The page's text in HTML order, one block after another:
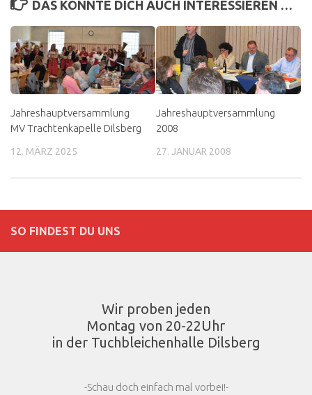
DAS KÖNNTE DICH AUCH INTERESSIEREN …
Jahreshauptversammlung
MV Trachtenkapelle Dilsberg
12. MÄRZ 2025
Jahreshauptversammlung
2008
27. JANUAR 2008
SO FINDEST DU UNS
Wir proben jeden
Montag von 20-22Uhr
in der Tuchbleichenhalle Dilsberg
-Schau doch einfach mal vorbei!-